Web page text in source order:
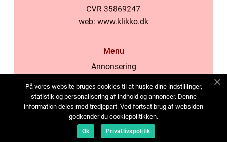
web: www.klikko.dk
Menu
Annonsering
Cookies
Kontakta oss
Sitemap
På vores website bruges cookies til at huske dine indstillinger,
statistik og personalisering af indhold og annoncer. Denne
information deles med tredjepart. Ved fortsat brug af websiden
godkender du cookiepolitikken.
Ok Privatlivspolitik